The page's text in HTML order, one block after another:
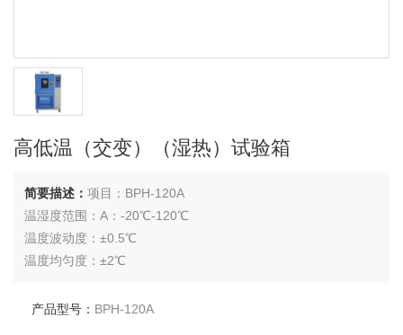
高低温（交变）（湿热）试验箱
简要描述：项目：BPH-120A
温湿度范围：A：-20℃-120℃
温度波动度：±0.5℃
温度均匀度：±2℃
湿度波动度：无
产品型号： BPH-120A